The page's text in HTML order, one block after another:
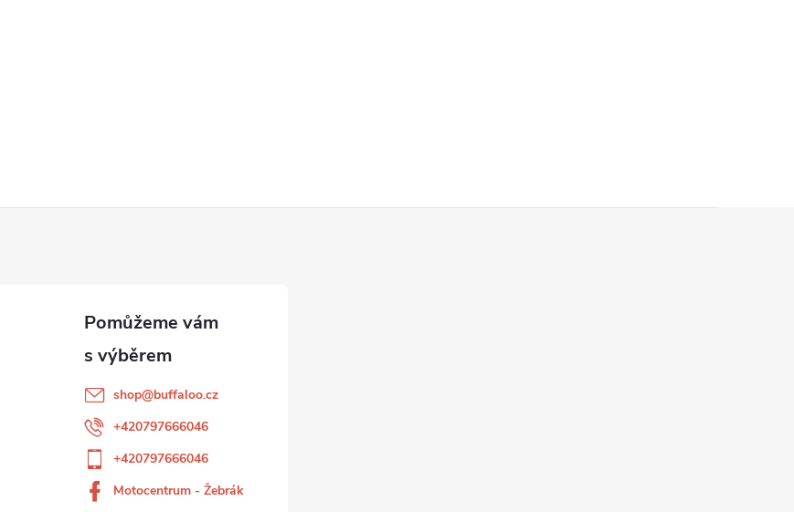
shop@buffaloo.cz
+420797666046
+420797666046
Motocentrum - Žebrák